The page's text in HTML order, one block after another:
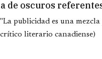
de oscuros
"La publicidad es una
crítico literario canadiense)